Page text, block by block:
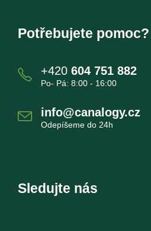
Potřebujete pomoc?
+420 604 751 882
Po- Pá: 8:00 - 16:00
info@canalogy.cz
Odepíšeme do 24h
Sledujte nás